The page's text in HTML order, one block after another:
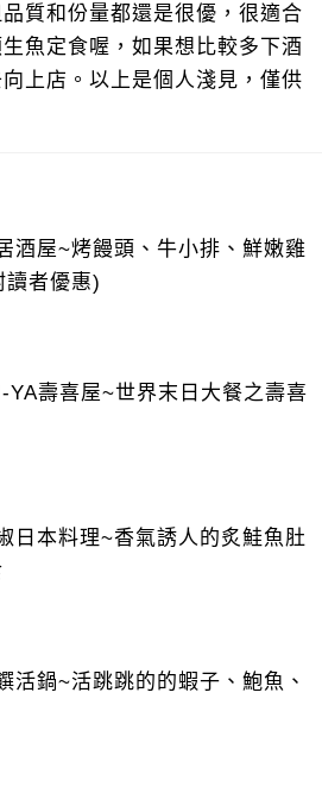
質和份量都還是很優，很適合
魚定食喔，如果想比較多下酒
上店。以上是個人淺見，僅供
酒屋~烤饅頭、牛小排、鮮嫩雞
者優惠)
壽喜屋~世界末日大餐之壽喜
日本料理~香氣誘人的炙鮭魚肚
活鍋~活跳跳的的蝦子、鮑魚、